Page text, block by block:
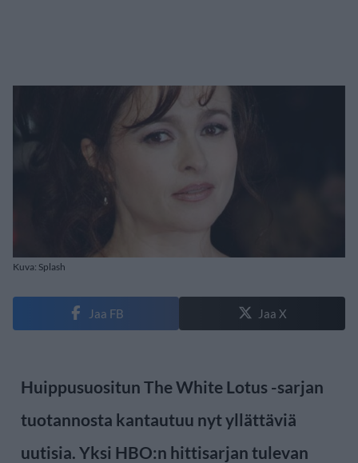
Kuva: Splash
Jaa FB Jaa X
Huippusuositun The White Lotus -sarjan
tuotannosta kantautuu nyt yllättäviä
uutisia. Yksi HBO:n hittisarjan tulevan